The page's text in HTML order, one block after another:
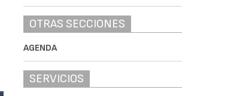
OTRAS SECCIONES
AGENDA
SERVICIOS